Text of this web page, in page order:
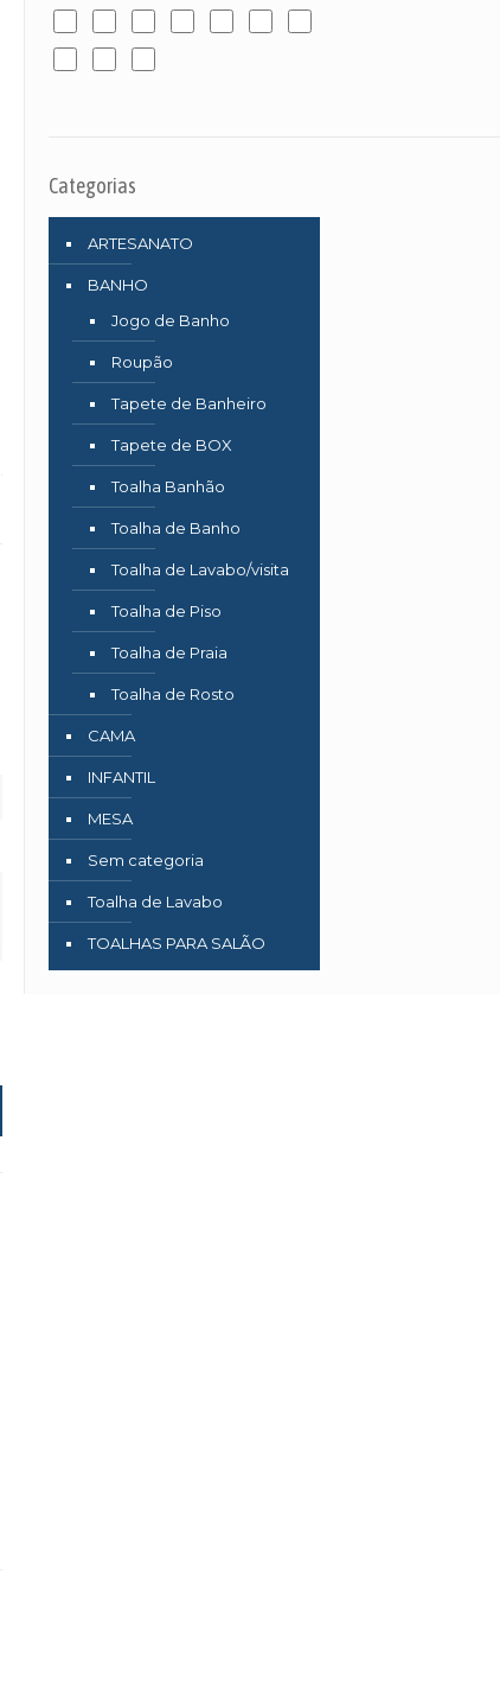
Categorias
ARTESANATO
BANHO
Jogo de Banho
Roupão
Tapete de Banheiro
Tapete de BOX
Toalha Banhão
Toalha de Banho
Toalha de Lavabo/visita
Toalha de Piso
Toalha de Praia
Toalha de Rosto
CAMA
INFANTIL
MESA
Sem categoria
Toalha de Lavabo
TOALHAS PARA SALÃO